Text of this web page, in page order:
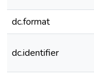
dc.format
dc.identifier